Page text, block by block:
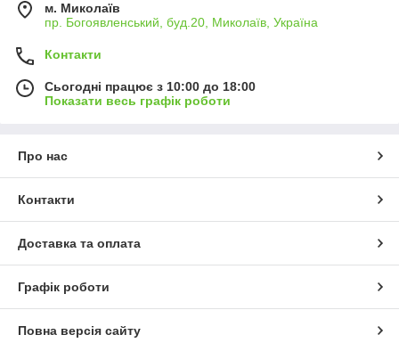
м. Миколаїв
пр. Богоявленський, буд.20, Миколаїв, Україна
Контакти
Сьогодні працює з 10:00 до 18:00
Показати весь графік роботи
Про нас
Контакти
Доставка та оплата
Графік роботи
Повна версія сайту